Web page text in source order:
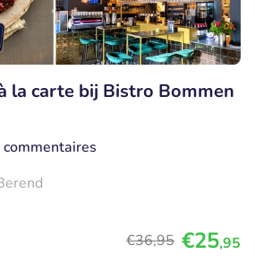
la carte bij Bistro Bommen
€36,95 €25,95